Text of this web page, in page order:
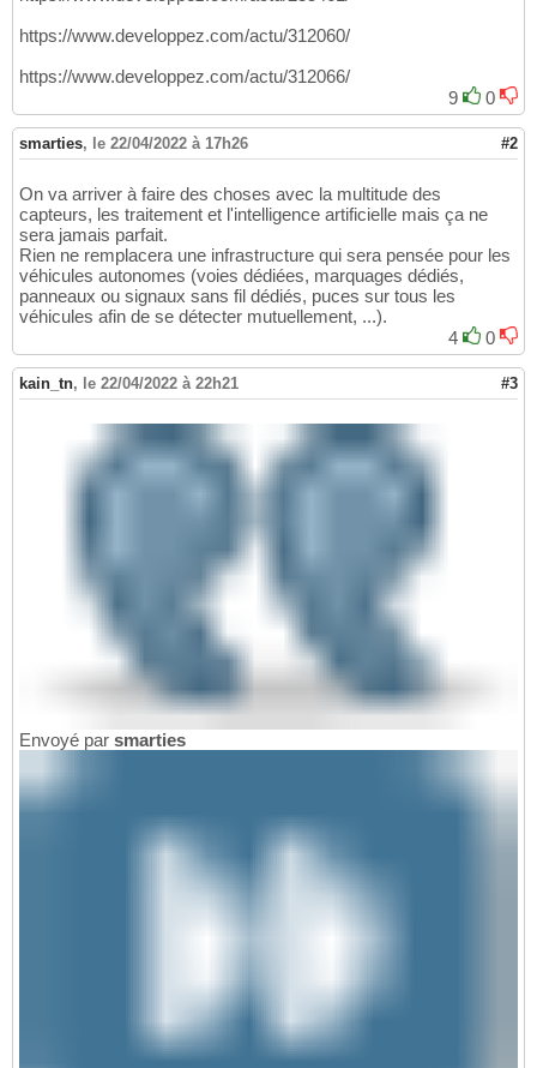
https://www.developpez.com/actu/312060/
https://www.developpez.com/actu/312066/
9
0
smarties, le 22/04/2022 à 17h26 #2
On va arriver à faire des choses avec la multitude des
capteurs, les traitement et l'intelligence artificielle mais ça ne
sera jamais parfait.
Rien ne remplacera une infrastructure qui sera pensée pour les
véhicules autonomes (voies dédiées, marquages dédiés,
panneaux ou signaux sans fil dédiés, puces sur tous les
véhicules afin de se détecter mutuellement, ...).
4
0
kain_tn, le 22/04/2022 à 22h21 #3
Envoyé par smarties